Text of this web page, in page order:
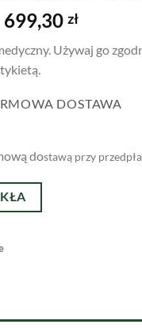
Pierwotna
cena
wynosiła:
999,00 zł.
699,30zł
Używaj go
DOSTAWA
dostawą przy p